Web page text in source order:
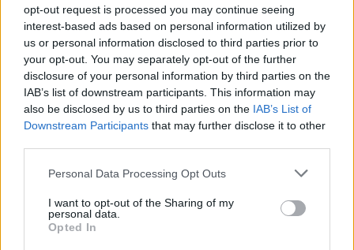
opt-out request is processed you may continue seeing
interest-based ads based on personal information utilized by
us or personal information disclosed to third parties prior to
your opt-out. You may separately opt-out of the further
disclosure of your personal information by third parties on the
IAB’s list of downstream participants. This information may
also be disclosed by us to third parties on the IAB’s List of
Downstream Participants that may further disclose it to other
Personal Data Processing Opt Outs
I want to opt-out of the Sharing of my
personal data.
Opted In
ΣΧΕΤΙΚA AΡΘΡΑ
Ηράκλειο: Σύλληψη ζευγαριού για ναρκωτικά –
ΚΡΗΤΗ 10:23
σχεδόν μισό κιλό κάνναβης
Ηράκλειο: Ποια θέματα περιλαμβάνει η εβδομαδιαία